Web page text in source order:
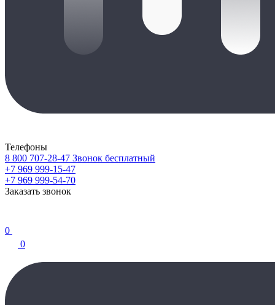
Телефоны
8 800 707-28-47 Звонок бесплатный
+7 969 999-15-47
+7 969 999-54-70
Заказать звонок
0
0